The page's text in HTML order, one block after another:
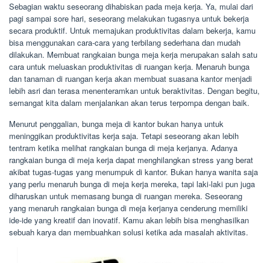
Sebagian waktu seseorang dihabiskan pada meja kerja. Ya, mulai dari
pagi sampai sore hari, seseorang melakukan tugasnya untuk bekerja
secara produktif. Untuk memajukan produktivitas dalam bekerja, kamu
bisa menggunakan cara-cara yang terbilang sederhana dan mudah
dilakukan. Membuat rangkaian bunga meja kerja merupakan salah satu
cara untuk meluaskan produktivitas di ruangan kerja. Menaruh bunga
dan tanaman di ruangan kerja akan membuat suasana kantor menjadi
lebih asri dan terasa menenteramkan untuk beraktivitas. Dengan begitu,
semangat kita dalam menjalankan akan terus terpompa dengan baik.
Menurut penggalian, bunga meja di kantor bukan hanya untuk
meninggikan produktivitas kerja saja. Tetapi seseorang akan lebih
tentram ketika melihat rangkaian bunga di meja kerjanya. Adanya
rangkaian bunga di meja kerja dapat menghilangkan stress yang berat
akibat tugas-tugas yang menumpuk di kantor. Bukan hanya wanita saja
yang perlu menaruh bunga di meja kerja mereka, tapi laki-laki pun juga
diharuskan untuk memasang bunga di ruangan mereka. Seseorang
yang menaruh rangkaian bunga di meja kerjanya cenderung memiliki
ide-ide yang kreatif dan inovatif. Kamu akan lebih bisa menghasilkan
sebuah karya dan membuahkan solusi ketika ada masalah aktivitas.